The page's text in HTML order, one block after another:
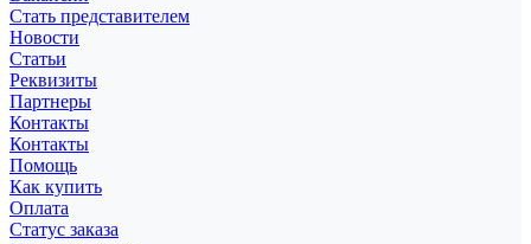
Стать представителем
Новости
Статьи
Реквизиты
Партнеры
Контакты
Контакты
Помощь
Как купить
Оплата
Статус заказа